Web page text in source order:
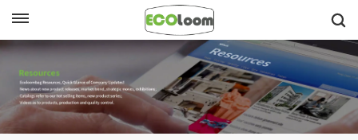
English
Français